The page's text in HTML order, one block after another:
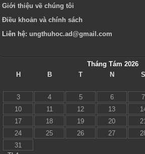
Giới thiệu về chúng tôi
Điều khoản và chính sách
Liên hệ:ungthuhoc.ad@gmail.com
Tháng Tám 2026
H
B T N S
3
4 5 6 7
10
11 12 13
17
18 19 20
24
25 26 27
31